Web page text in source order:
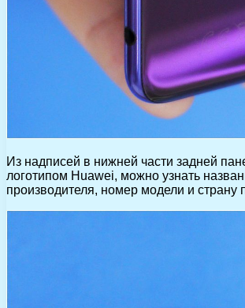
Из надписей в нижней части задней
логотипом Huawei, можно узнать
производителя, номер модели и страну